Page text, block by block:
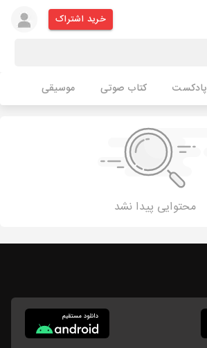
خرید اشتراک
پادکست کتاب صوتی موسیقی
محتوایی پیدا نشد